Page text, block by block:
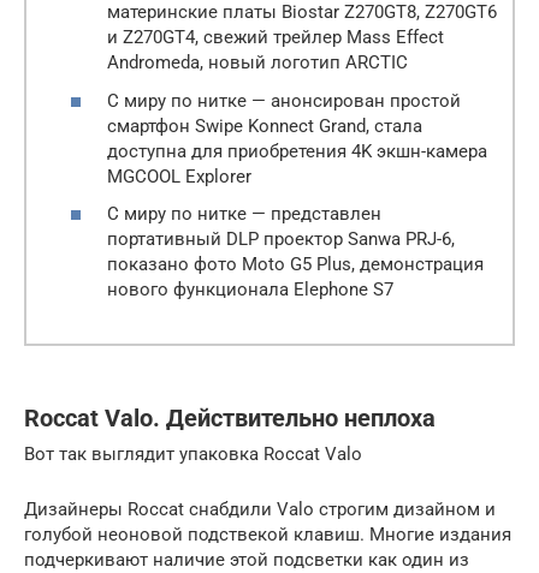
материнские платы Biostar Z270GT8, Z270GT6
и Z270GT4, свежий трейлер Mass Effect
Andromeda, новый логотип ARCTIC
С миру по нитке — анонсирован простой
смартфон Swipe Konnect Grand, стала
доступна для приобретения 4K экшн-камера
MGCOOL Explorer
С миру по нитке — представлен
портативный DLP проектор Sanwa PRJ-6,
показано фото Moto G5 Plus, демонстрация
нового функционала Elephone S7
Roccat Valo. Действительно неплоха
Вот так выглядит упаковка Roccat Valo
Дизайнеры Roccat снабдили Valo строгим дизайном и
голубой неоновой подствекой клавиш. Многие издания
подчеркивают наличие этой подсветки как один из